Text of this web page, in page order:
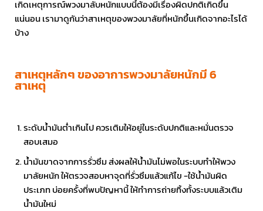
เกิดเหตุการณ์พวงมาลับหนักแบบนี้ต้องมีเรื่องผิดปกติเกิดขึ้น
แน่นอน เรามาดูกันว่าสาเหตุของพวงมาลัยที่หนักขึ้นเกิดจากอะไรได้
บ้าง
สาเหตุหลักๆ ของอาการพวงมาลัยหนักมี 6
สาเหตุ
ระดับน้ำมันต่ำเกินไป ควรเติมให้อยู่ในระดับปกติและหมั่นตรวจ
สอบเสมอ
น้ำมันขาดจากการรั่วซึม ส่งผลให้น้ำมันไม่พอในระบบทำให้พวง
มาลัยหนัก ให้ตรวจสอบหาจุดที่รั่วซึมแล้วแก้ไข -ใช้น้ำมันผิด
ประเภท บ่อยครั้งที่พบปัญหานี้ ให้ทำการถ่ายทิ้งทั้งระบบแล้วเติม
น้ำมันใหม่